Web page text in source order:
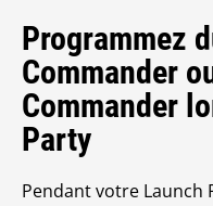
Programmez
Commander
Commander
Party
Pendant votre Launch